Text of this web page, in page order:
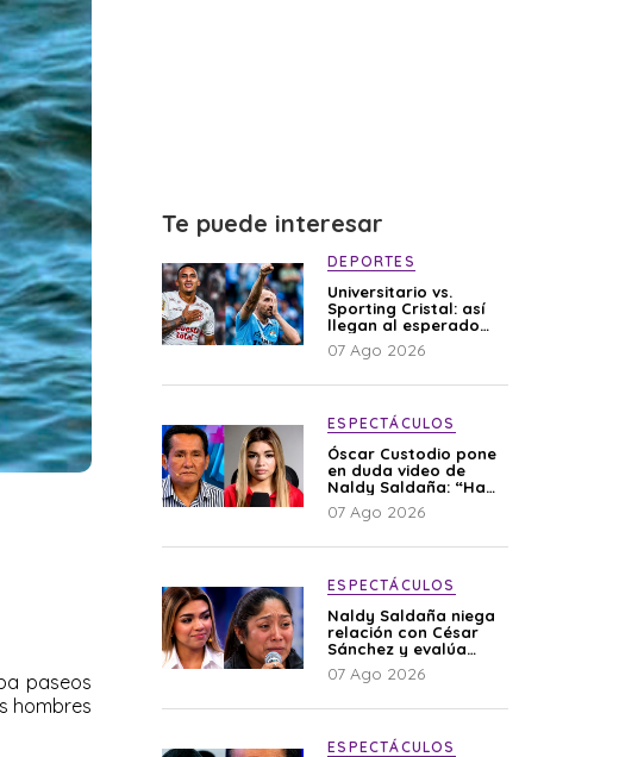
paseos
hombres
Te puede interesar
DEPORTES
Universitario vs.
Sporting Cristal: así
llegan al esperado
duelo
07 Ago 2026
ESPECTÁCULOS
Óscar Custodio pone
en duda video de
Naldy Saldaña: “Hay
cosas que de repente
se han editado”
07 Ago 2026
ESPECTÁCULOS
Naldy Saldaña niega
relación con César
Sánchez y evalúa
denunciar a su
esposa: “Es una
07 Ago 2026
ESPECTÁCULOS